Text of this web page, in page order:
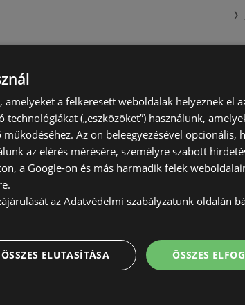
amelyeket a felkeresett weboldalak helyeznek el
(„eszközöket”) használunk,
Az ön beleegyezésével opcionális,
az elérés mérésére, személyre szabott
a Google-on és más harmadik felek
az Adatvédelmi szabályzatunk oldalán
ÖSSZES
ÖSSZES ELUTASÍTÁSA